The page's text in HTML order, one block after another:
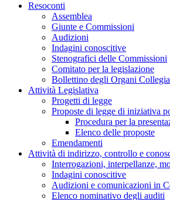
Resoconti
Assemblea
Giunte e Commissioni
Audizioni
Indagini conoscitive
Stenografici delle Commissioni
Comitato per la legislazione
Bollettino degli Organi
Attività Legislativa
Progetti di legge
Proposte di legge di iniziativa
Procedura per la
Elenco delle proposte
Emendamenti
Attività di indirizzo, controllo e
Interrogazioni, interpellanze,
Indagini conoscitive
Audizioni e comunicazioni in
Elenco nominativo degli auditi